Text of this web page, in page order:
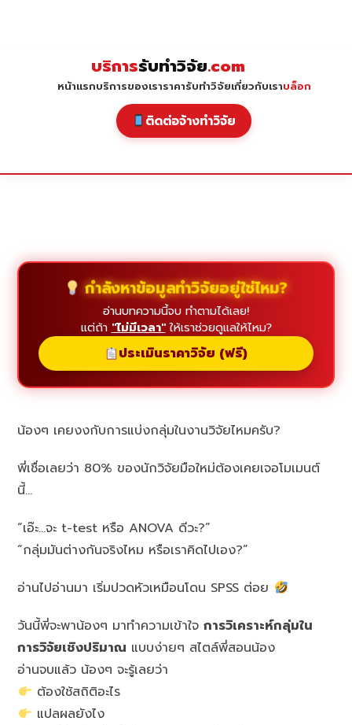
บริการรับทำวิจัย.com
หน้าแรกบริการของเราราคารับทำวิจัยเกี่ยวกับเราบล็อก
ติดต่อจ้างทำวิจัย
กำลังหาข้อมูลทำวิจัยอยู่ใช่ไหม?
อ่านบทความนี้จบ ทำตามได้เลย!
แต่ถ้า "ไม่มีเวลา"ให้เราช่วยดูแลให้ไหม?
ประเมินราคาวิจัย (ฟรี)
น้องๆ เคยงงกับการแบ่งกลุ่มในงานวิจัยไหมครับ?
พี่เชื่อเลยว่า 80% ของนักวิจัยมือใหม่ต้องเคยเจอโมเมนต์
นี้…
“เอ๊ะ…จะ t-test หรือ ANOVA ดีวะ?”
“กลุ่มมันต่างกันจริงไหม หรือเราคิดไปเอง?”
อ่านไปอ่านมา เริ่มปวดหัวเหมือนโดน SPSS ต่อย
วันนี้พี่จะพาน้องๆ มาทำความเข้าใจการวิเคราะห์กลุ่มใน
การวิจัยเชิงปริมาณ แบบง่ายๆ สไตล์พี่สอนน้อง
อ่านจบแล้ว น้องๆ จะรู้เลยว่า
ต้องใช้สถิติอะไร
แปลผลยังไง